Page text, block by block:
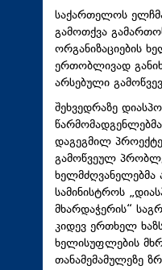
საქართელოს
გამოთქვა
ორგანიზაციების
ერთობლივად
არსებული
შეხვედრაზე
დაგეგმილ
გამოწვეულ
ხელმძღვანელებმა
სამინისტროს
მხარდაჭერის“
კიდევ ერთხელ
ხელისუფლების
თანამემამულეზე